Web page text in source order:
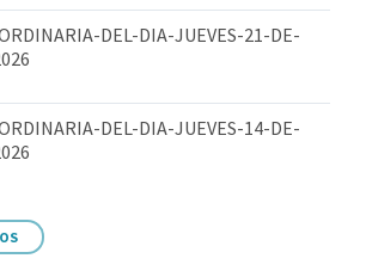
DEL-DIA-JUEVES-21-DE-
DEL-DIA-JUEVES-14-DE-